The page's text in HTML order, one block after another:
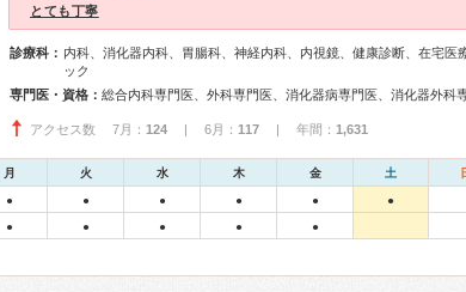
とても丁寧
診療科： 内科、消化器内科、胃腸科、神経内科、内視鏡、健康診断、在宅医
ック
専門医・資格：
アクセス数 7月： 124 | 6月： 117 | 年間： 1,631
月 火 水 木 金 土
● ● ● ● ● ●
● ● ● ● ●